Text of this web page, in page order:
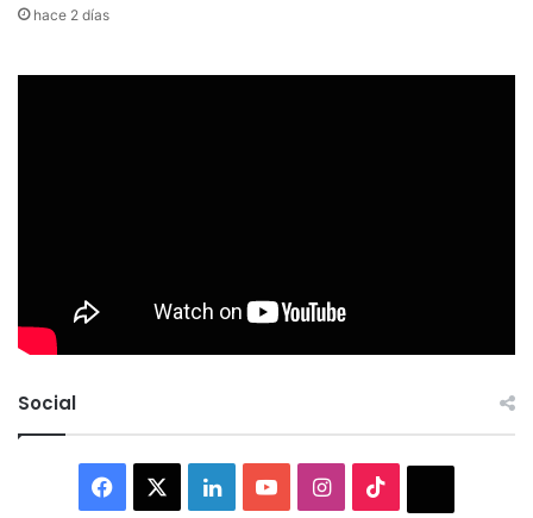
hace 2 días
Social
Facebook LinkedInYouTubeInstagram